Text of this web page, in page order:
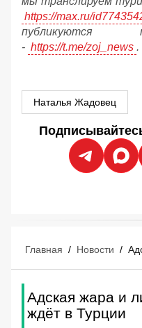
https://max.ru/
- https://t.me/zoj_news .
Наталья Жадовец
Главная / Новости /
Адская жара и
ждёт в Турции